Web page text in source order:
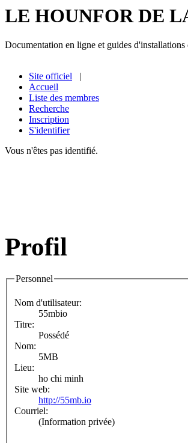
LE HOUNFOR DE
Documentation en ligne et guides
Site officiel |
Accueil
Liste des membres
Recherche
Inscription
S'identifier
Vous n'êtes pas identifié.
Profil
Personnel
Nom d'utilisateur:
55mbio
Titre:
Possédé
Nom:
5MB
Lieu:
ho chi minh
Site web:
http://55mb.io
Courriel:
(Information privée)